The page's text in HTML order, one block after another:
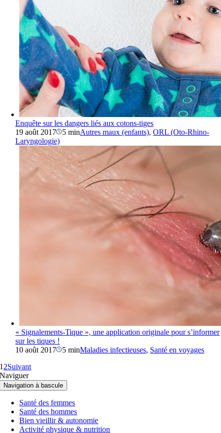
Enquête sur les dangers liés aux cotons-tiges
19 août 2017
5 minAutres maux (enfants),ORL (Oto-Rhino-
Laryngologie)
« Signalements-Tique », une application originale pour s’informer
sur les tiques !
10 août 2017
5 minMaladies infectieuses, Santé en voyages
1 2Suivant
Naviguer
Navigation à bascule
Santé des femmes
Santé des hommes
Bien vieillir & autonomie
Activité physique & nutrition